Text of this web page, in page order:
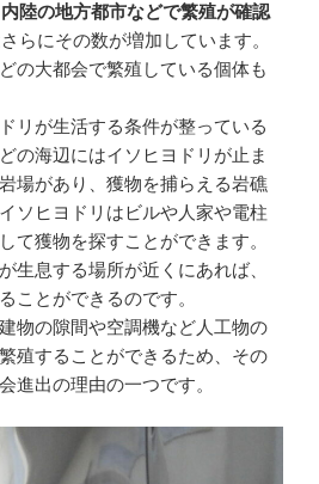
内陸の地方都市などで繁殖が確認
らにその数が増加しています。
の大都会で繁殖している個体も
リが生活する条件が整っている
の海辺にはイソヒヨドリが止ま
場があり、獲物を捕らえる岩礁
ソヒヨドリはビルや人家や電柱
て獲物を探すことができます。
生息する場所が近くにあれば、
ことができるのです。
物の隙間や空調機など人工物の
殖することができるため、その
進出の理由の一つです。